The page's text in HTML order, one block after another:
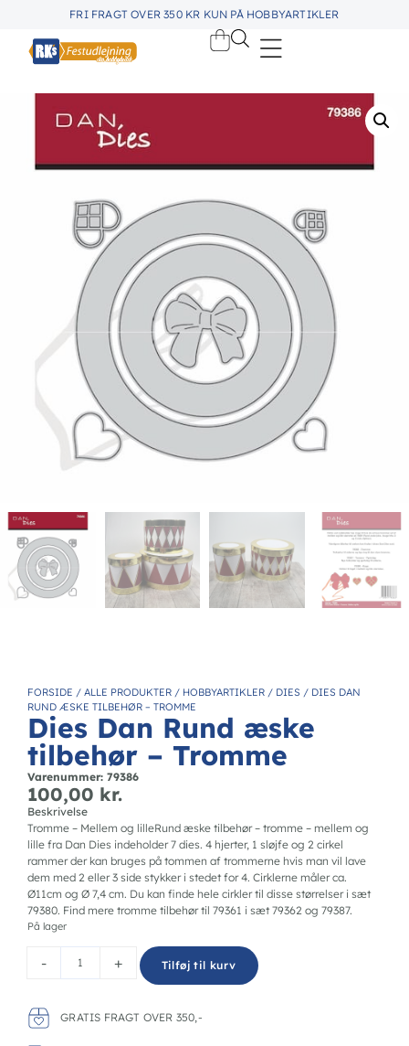
FRI FRAGT OVER 350 KR KUN PÅ HOBBYARTIKLER
FORSIDE / ALLE PRODUKTER / HOBBYARTIKLER / DIES / DIES DAN
RUND ÆSKE TILBEHØR – TROMME
Dies Dan Rund æske
tilbehør – Tromme
Varenummer: 79386
100,00 kr.
Beskrivelse
Tromme – Mellem og lilleRund æske tilbehør – tromme – mellem og
lille fra Dan Dies indeholder 7 dies. 4 hjerter, 1 sløjfe og 2 cirkel
rammer der kan bruges på tommen af trommerne hvis man vil lave
dem med 2 eller 3 side stykker i stedet for 4. Cirklerne måler ca.
Ø11cm og Ø 7,4 cm. Du kan finde hele cirkler til disse størrelser i sæt
79380. Find mere tromme tilbehør til 79361 i sæt 79362 og 79387.
På lager
- + Tilføj til kurv
GRATIS FRAGT OVER 350,-